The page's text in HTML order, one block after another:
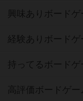
興味ありボード
経験ありボード
持ってるボード
高評価ボードゲ